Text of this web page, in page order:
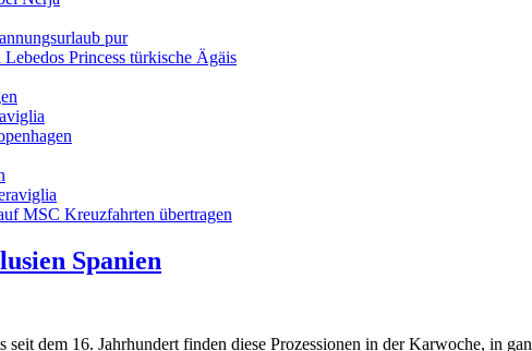
pur
Princess türkische Ägäis
MSC Kreuzfahrten übertragen
Spanien
seit dem 16. Jahrhundert finden diese Prozessionen in der Karwoche, in